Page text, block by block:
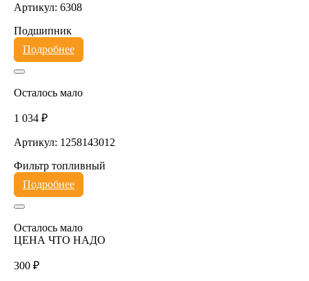
Артикул: 6308
Подшипник
Подробнее
Осталось мало
1 034 ₽
Артикул: 1258143012
Фильтр топливный
Подробнее
Осталось мало
ЦЕНА ЧТО НАДО
300 ₽